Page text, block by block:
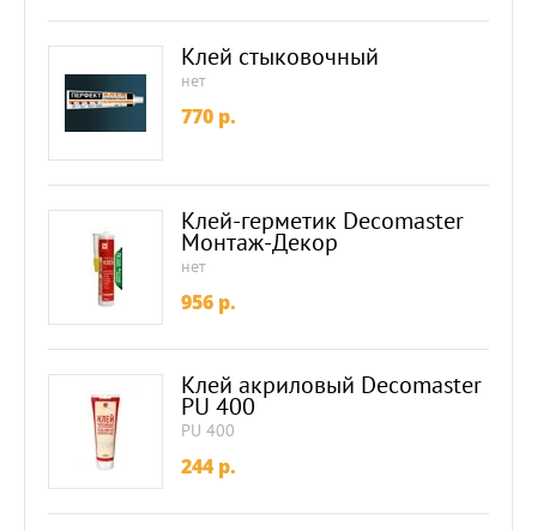
Клей стыковочный
нет
770 p.
Клей-герметик Decomaster
Монтаж-Декор
нет
956 p.
Клей акриловый Decomaster
PU 400
PU 400
244p.